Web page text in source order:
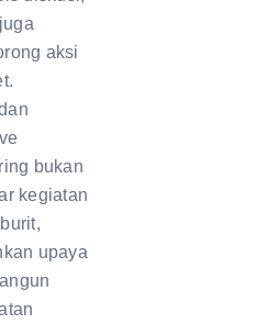
aksi
bukan
kegiatan
upaya